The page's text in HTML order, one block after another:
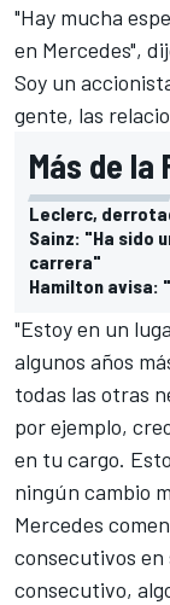
"Hay mucha
en Mercedes",
Soy un
gente, las
Más de la
Leclerc,
Sainz: "Ha sido
carrera"
Hamilton avisa:
"Estoy en un
algunos años
todas las otras
por ejemplo,
en tu cargo.
ningún cambio
Mercedes
consecutivos
consecutivo,